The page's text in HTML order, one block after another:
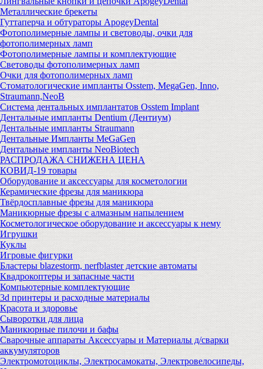
Металлические брекеты
Гуттаперча и обтураторы ApogeyDental
Фотополимерные лампы и световоды, очки для
фотополимерных ламп
Фотополимерные лампы и комплектующие
Световоды фотополимерных ламп
Очки для фотополимерных ламп
Стоматологические импланты Osstem, MegaGen, Inno,
Straumann,NeoB
Система дентальных имплантатов Osstem Implant
Дентальные импланты Dentium (Дентиум)
Дентальные импланты Straumann
Дентальные Импланты MeGaGen
Дентальные импланты NeoBiotech
РАСПРОДАЖА СНИЖЕНА ЦЕНА
КОВИД-19 товары
Оборудование и аксессуары для косметологии
Керамические фрезы для маникюра
Твёрдосплавные фрезы для маникюра
Маникюрные фрезы с алмазным напылением
Косметологическое оборудование и аксессуары к нему
Игрушки
Куклы
Игровые фигурки
Бластеры blazestorm, nerfblaster детские автоматы
Квадрокоптеры и запасные части
Компьютерные комплектующие
3d принтеры и расходные материалы
Красота и здоровье
Сыворотки для лица
Маникюрные пилочи и бафы
Сварочные аппараты Аксессуары и Материалы д/сварки
аккумуляторов
Электромотоциклы, Электросамокаты, Электровелосипеды,